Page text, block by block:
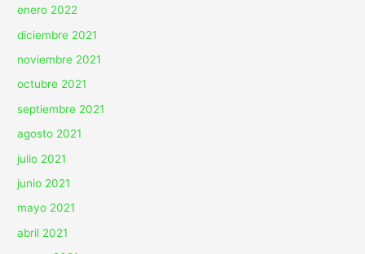
enero 2022
diciembre 2021
noviembre 2021
octubre 2021
septiembre 2021
agosto 2021
julio 2021
junio 2021
mayo 2021
abril 2021